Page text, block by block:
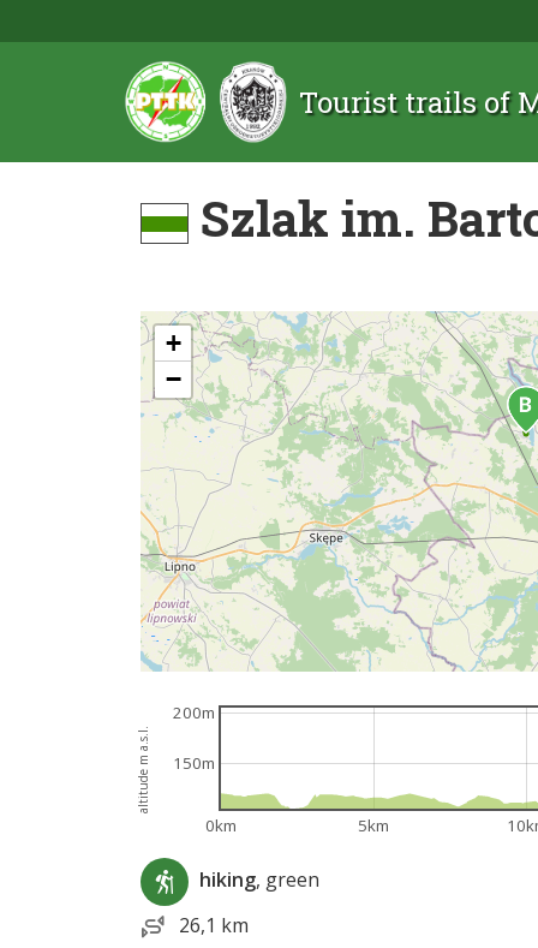
Tourist trails of
Szlak im.
+
−
altitude m a.s.l.
0km 5km
150m
200m
hiking, green
26,1 km